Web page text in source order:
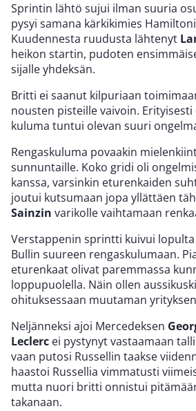
Sprintin lähtö sujui ilman suuria
pysyi samana kärkikimies
Kuudennesta ruudusta lähtenyt
heikon startin, pudoten
sijalle yhdeksän.
Britti ei saanut kilpuriaan
nousten pisteille vaivoin.
kuluma tuntui olevan suuri
Rengaskuluma povaakin
sunnuntaille. Koko gridi oli
kanssa, varsinkin eturenkaiden
joutui kutsumaan jopa yllättäen
Sainzin varikolle vaihtamaan
Verstappenin sprintti kuivui lopulta
Bullin suureen rengaskulumaan.
eturenkaat olivat paremmassa
loppupuolella. Näin ollen
ohituksessaan muutaman
Neljänneksi ajoi Mercedeksen
Leclerc ei pystynyt vastaamaan
vaan putosi Russellin taakse
haastoi Russellia vimmatusti
mutta nuori britti onnistui
takanaan.